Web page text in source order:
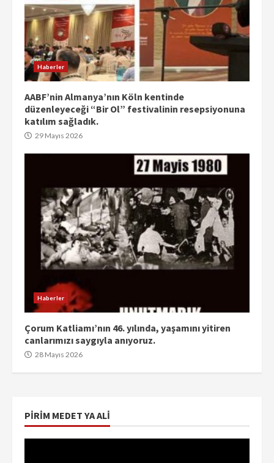
Haberler
AABF’nin Almanya’nın Köln kentinde
düzenleyeceği “Bir Ol” festivalinin resepsiyonuna
katılım sağladık.
29 Mayıs 2026
Haberler
Çorum Katliamı’nın 46. yılında, yaşamını yitiren
canlarımızı saygıyla anıyoruz.
28 Mayıs 2026
PIRIM MEDET YA ALI